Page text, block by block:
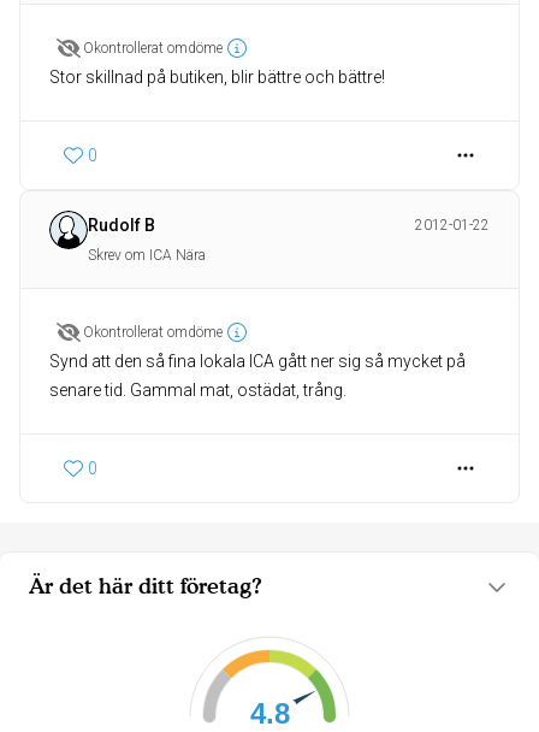
Är det här ditt företag?
4.8
Okontrollerat omdöme
Stor skillnad på butiken, blir bättre och bättre!
0
Rudolf B
2012-01-22
Skrev om ICA Nära
Okontrollerat omdöme
Synd att den så fina lokala ICA gått ner sig så mycket på
senare tid. Gammal mat, ostädat, trång.
0